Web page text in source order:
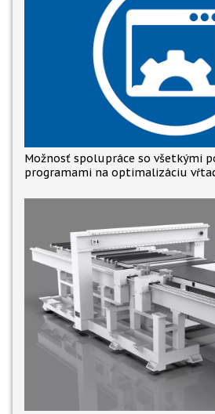
Možnosť spolupráce so všetkými
programami na optimalizáciu